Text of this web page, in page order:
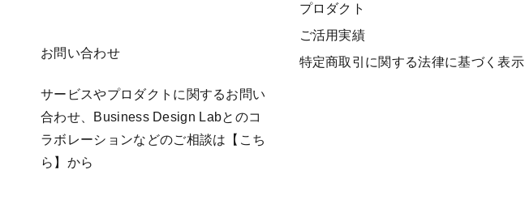
お問い合わせ
サービスやプロダクトに関するお問い
合わせ、Business Design Labとのコ
ラボレーションなどのご相談は 【こち
ら】 から
プロダクト
ご活用実績
特定商取引に関する法律に基づく表示